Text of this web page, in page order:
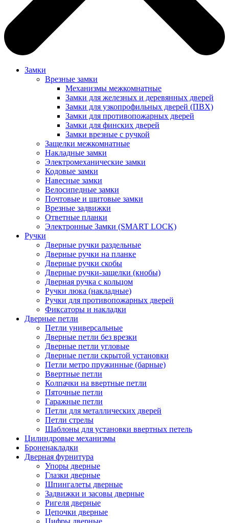
Замки
Врезные замки
Механизмы межкомнатные
Замки для железных и деревянных дверей
Замки для узкопрофильных дверей (ПВХ)
Замки для противопожарных дверей
Замки для финских дверей
Замки врезные с ручкой
Защелки межкомнатные
Накладные замки
Электромеханические замки
Кодовые замки
Навесные замки
Велосипедные замки
Почтовые и щитовые замки
Врезные задвижки
Ответные планки
Электронные Замки (SMART LOCK)
Ручки
Дверные ручки раздельные
Дверные ручки на планке
Дверные ручки скобы
Дверные ручки-защелки (кнобы)
Дверная ручка с кольцом
Ручки люка (накладные)
Ручки для противопожарных дверей
Фиксаторы и накладки
Дверные петли
Петли универсальные
Дверные петли без врезки
Дверные петли угловые
Дверные петли скрытой установки
Петли метро пружинные (барные)
Ввертные петли
Колпачки на ввертные петли
Пяточные петли
Гаражные петли
Петли для металлических дверей
Петли стрелы
Шаблоны для установки ввертных петель
Цилиндровые механизмы
Броненакладки
Дверная фурнитура
Упоры дверные
Глазки дверные
Шпингалеты дверные
Задвижки и засовы дверные
Ригеля дверные
Цепочки дверные
Цифры дверные